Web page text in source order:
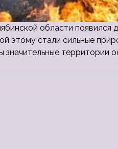
области появился
этому стали сильные
значительные территории